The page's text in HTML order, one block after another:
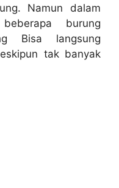
Namun dalam
burung
Bisa langsung
tak banyak